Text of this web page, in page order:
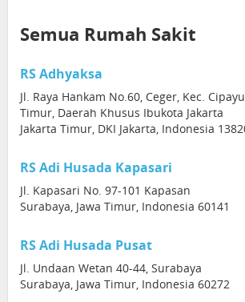
Semua Rumah Sakit
RS Adhyaksa
Jl. Raya Hankam No.60, Ceger, Kec.
Timur, Daerah Khusus Ibukota Jakarta
Jakarta Timur, DKI Jakarta, Indonesia
RS Adi Husada Kapasari
Jl. Kapasari No. 97-101 Kapasan
Surabaya, Jawa Timur, Indonesia 60141
RS Adi Husada Pusat
Jl. Undaan Wetan 40-44, Surabaya
Surabaya, Jawa Timur, Indonesia 60272